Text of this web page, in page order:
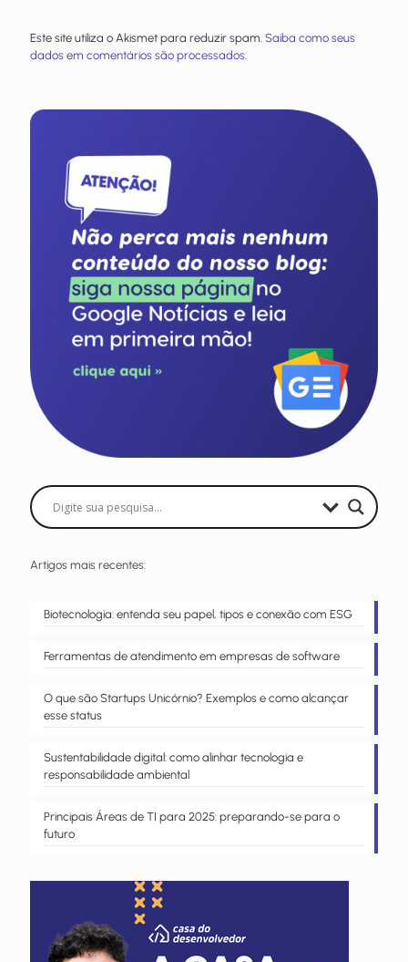
Este site utiliza o Akismet para reduzir spam. Saiba como seus
dados em comentários são processados.
Artigos mais recentes:
Biotecnologia: entenda seu papel, tipos e conexão com ESG
Ferramentas de atendimento em empresas de software
O que são Startups Unicórnio? Exemplos e como alcançar
esse status
Sustentabilidade digital: como alinhar tecnologia e
responsabilidade ambiental
Principais Áreas de TI para 2025: preparando-se para o
futuro